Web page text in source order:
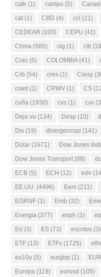
cafe (1) campo (5)
cat (1) CBD (4) ccl (21)
CEDEAR (103) CEPU (41)
China (585) cig (1) citi
Colo (5) COLOMBIA(41)
Crb (54) cres (1) Cresy
crwd (1) CRWV (1) CS
cuña (1930) cvs (1) cvx
Deja vu (134) Desp (10)
Dis (19) divergencias (141)
Dolar (1671) Dow Jones
Dow Jones Transport (88)
ECB (5) ECH (12) edn
EE.UU. (4496) Eem (211)
EGRNF (1) Emb (32)
Energia (377) enph (1)
Erj (3) ES (73) escritos (3)
ETF (13) ETFs (1725)
eu10y (5) eurgbp (1)
Europa (119) eurusd (105)